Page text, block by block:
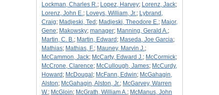
Lockman, Charles R.; Lopez, Harvey; Lorenz, Jack;
Lorenz, John E.; Loveys, William, Jr.; Lybrand,
Craig; Madjeski, Ted ; Madjeski, Theodore E.; Major,
Gene; Makowsky; manager; Manning, Gerald A.;
Martin, C. B.; Martin, Edward ; Maseda, Joe Garcia;
Mathias; Mathias, F.; Mauney, Marvin J.;
McCammon, Jack; McCarty, Edward J.; McCormick;
McCrone, Clarence; McCullough, James; McCurdy,
Howard ; McDougal ; McFann, Edwin; McGahagin,
Alston; McGahagin, Alston, Jr.; McGarvey, Warren
W.; McGloin; McGrath, William A.; McManus, John